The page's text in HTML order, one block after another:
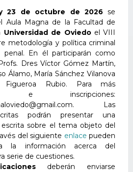
23 de octubre de 2026 se
Aula Magna de la Facultad de
Universidad de Oviedoel VIII
metodología y política criminal
En él participarán como
Dres Víctor Gómez Martín,
Álamo, María Sánchez Vilanova
Figueroa Rubio. Para más
e inscripciones:
Las
podrán presentar una
sobre el tema objeto del
del siguiente enlace pueden
la información acerca del
serie de cuestiones.
deberán enviarse